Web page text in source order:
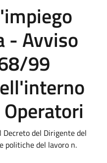
- Avviso
99
del Dirigente del
politiche del lavoro n.